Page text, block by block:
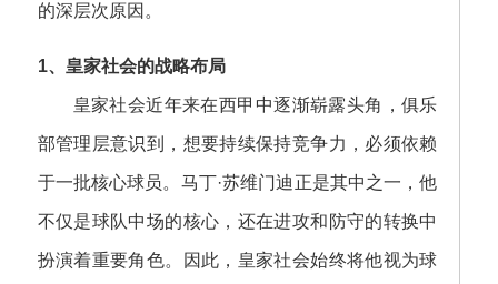
的深层次原因。
1、皇家社会的战略布局
皇家社会近年来在西甲中逐渐崭露头角，俱乐
部管理层意识到，想要持续保持竞争力，必须依赖
于一批核心球员。马丁·苏维门迪正是其中之一，他
不仅是球队中场的核心，还在进攻和防守的转换中
扮演着重要角色。因此，皇家社会始终将他视为球